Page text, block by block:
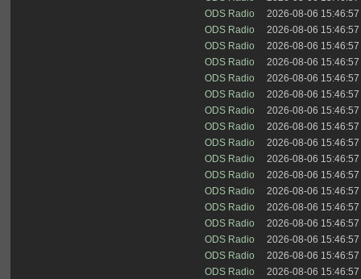
ODS Radio
2026-08-06 15:46:57
ODS Radio
2026-08-06 15:46:57
ODS Radio
2026-08-06 15:46:57
ODS Radio
2026-08-06 15:46:57
ODS Radio
2026-08-06 15:46:57
ODS Radio
2026-08-06 15:46:57
ODS Radio
2026-08-06 15:46:57
ODS Radio
2026-08-06 15:46:57
ODS Radio
2026-08-06 15:46:57
ODS Radio
2026-08-06 15:46:57
ODS Radio
2026-08-06 15:46:57
ODS Radio
2026-08-06 15:46:57
ODS Radio
2026-08-06 15:46:57
ODS Radio
2026-08-06 15:46:57
ODS Radio
2026-08-06 15:46:57
ODS Radio
2026-08-06 15:46:57
ODS Radio
2026-08-06 15:46:57